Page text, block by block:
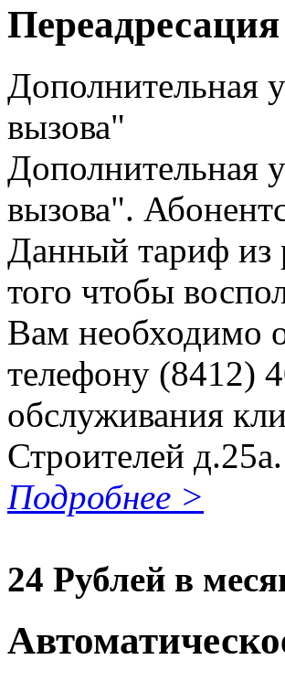
Дополнительная
вызова"
Дополнительная
вызова".
Данный тариф из
того чтобы
Вам необходимо
телефону (8412)
обслуживания
Строителей д.25а.
Подробнее >
24 Рублей в